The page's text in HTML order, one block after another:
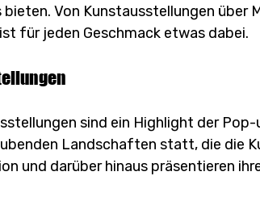
bieten. Von Kunstausstellungen über
für jeden Geschmack etwas dabei.
sind ein Highlight der
Landschaften statt, die die
und darüber hinaus präsentieren